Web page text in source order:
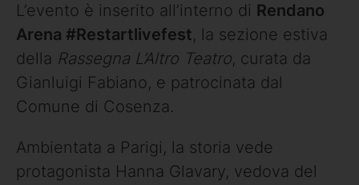
L’evento è inserito all’interno di Rendano
Arena #Restartlivefest, la sezione estiva
della Rassegna L’Altro Teatro, curata da
Gianluigi Fabiano, e patrocinata dal
Comune di Cosenza.
Ambientata a Parigi, la storia vede
protagonista Hanna Glavary, vedova del